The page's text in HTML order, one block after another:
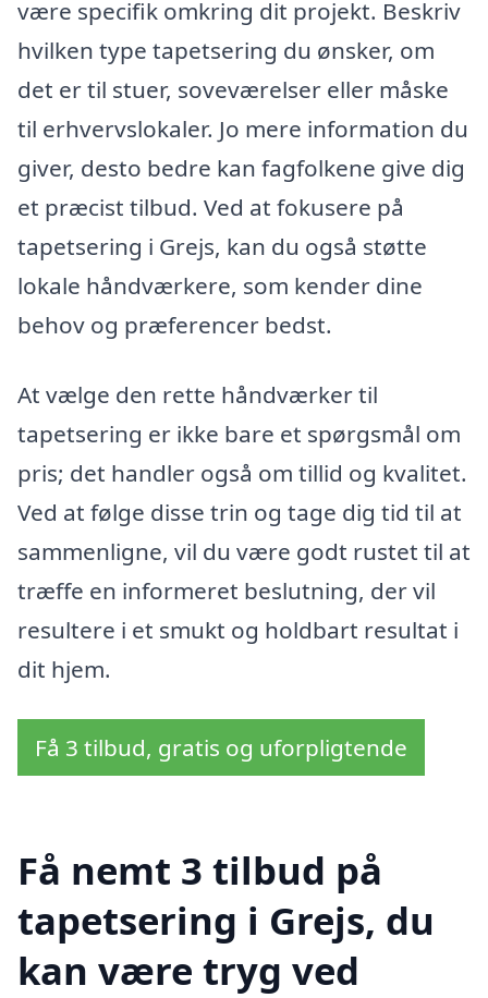
være specifik omkring dit projekt. Beskriv
hvilken type tapetsering du ønsker, om
det er til stuer, soveværelser eller måske
til erhvervslokaler. Jo mere information du
giver, desto bedre kan fagfolkene give dig
et præcist tilbud. Ved at fokusere på
tapetsering i Grejs, kan du også støtte
lokale håndværkere, som kender dine
behov og præferencer bedst.
At vælge den rette håndværker til
tapetsering er ikke bare et spørgsmål om
pris; det handler også om tillid og kvalitet.
Ved at følge disse trin og tage dig tid til at
sammenligne, vil du være godt rustet til at
træffe en informeret beslutning, der vil
resultere i et smukt og holdbart resultat i
dit hjem.
Få 3 tilbud, gratis og uforpligtende
Få nemt 3 tilbud på
tapetsering i Grejs, du
kan være tryg ved